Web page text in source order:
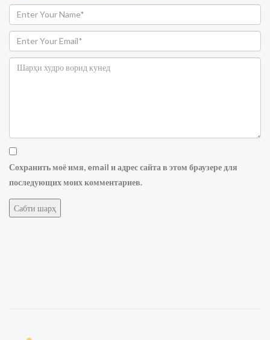
Сохранить моё имя, email и адрес сайта в этом браузере для
последующих моих комментариев.